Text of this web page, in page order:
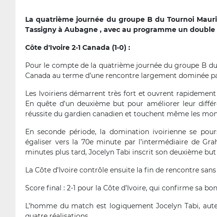
La quatrième journée du groupe B du Tournoi
Tassigny à Aubagne , avec au programme un
Côte d'Ivoire 2-1 Canada (1-0) :
Pour le compte de la quatrième journée du groupe B
Canada au terme d’une rencontre largement dominée
Les Ivoiriens démarrent très fort et ouvrent
En quête d’un deuxième but pour améliorer leur
réussite du gardien canadien et touchent même les
En seconde période, la domination ivoirienne se
égaliser vers la 70e minute par l’intermédiaire de
minutes plus tard, Jocelyn Tabi inscrit son deuxième
La Côte d’Ivoire contrôle ensuite la fin de rencontre
Score final : 2-1 pour la Côte d’Ivoire, qui confirme sa
L’homme du match est logiquement Jocelyn Tabi,